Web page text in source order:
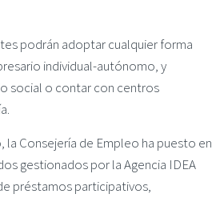
podrán adoptar cualquier forma
individual-autónomo, y
social o contar con centros
Consejería de Empleo ha puesto en
gestionados por la Agencia IDEA
préstamos participativos,